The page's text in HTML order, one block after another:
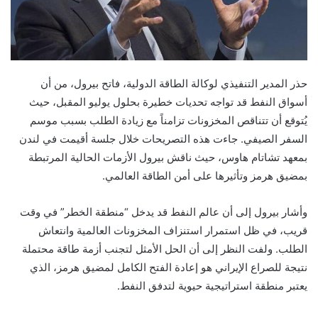
حذر المدير التنفيذي لوكالة الطاقة الدولية، فاتح بيرول، من أن
أسواق النفط قد تواجه تحديات خطيرة بحلول يوليو المقبل، حيث
يُتوقع أن تتناقص المخزونات تزامناً مع زيادة الطلب بسبب موسم
السفر الصيفي. جاءت هذه التصريحات خلال جلسة أقيمت في لندن
بمعهد تشاتام هاوس، حيث ناقش بيرول الأزمات الحالية المرتبطة
بمضيق هرمز وتأثيرها على أمن الطاقة العالمي.
وأشار بيرول إلى أن عالم النفط قد يدخل “منطقة الخطر” في وقت
قريب، في ظل استمرار استنزاف المخزونات العالمية وانتعاش
الطلب. ولفت النظر إلى أن الحل الأمثل لتجنب أزمة طاقة محتملة
نتيجة للصراع الإيراني هو إعادة الفتح الكامل لمضيق هرمز، الذي
يعتبر منطقة استراتيجية حيوية لتدفق النفط.